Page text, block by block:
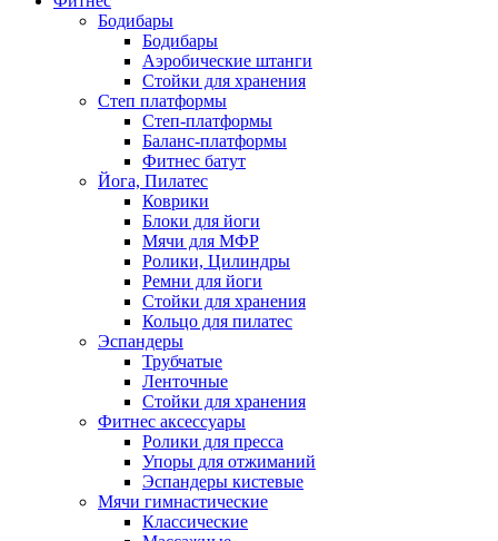
Бодибары
Бодибары
Аэробические штанги
Стойки для хранения
Степ платформы
Степ-платформы
Баланс-платформы
Фитнес батут
Йога, Пилатес
Коврики
Блоки для йоги
Мячи для МФР
Ролики, Цилиндры
Ремни для йоги
Стойки для хранения
Кольцо для пилатес
Эспандеры
Трубчатые
Ленточные
Стойки для хранения
Фитнес аксессуары
Ролики для пресса
Упоры для отжиманий
Эспандеры кистевые
Мячи гимнастические
Классические